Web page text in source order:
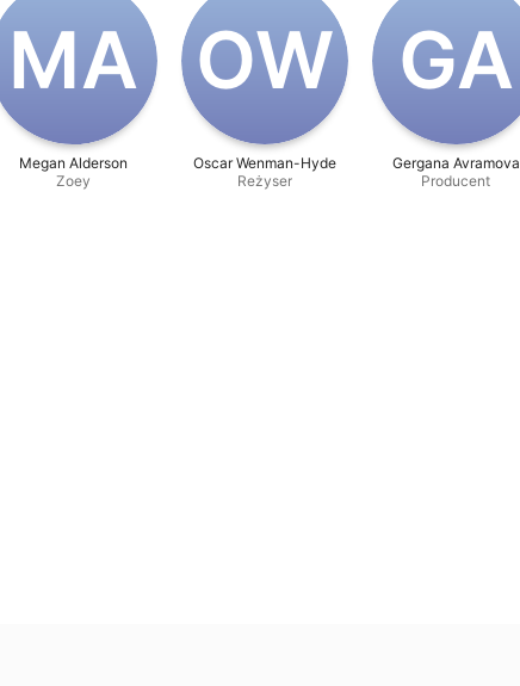
M‌A
Megan Alderson
Zoey
O‌W
Oscar Wenman-Hyde
Reżyser
G‌A
Gergana Avramova
Producent